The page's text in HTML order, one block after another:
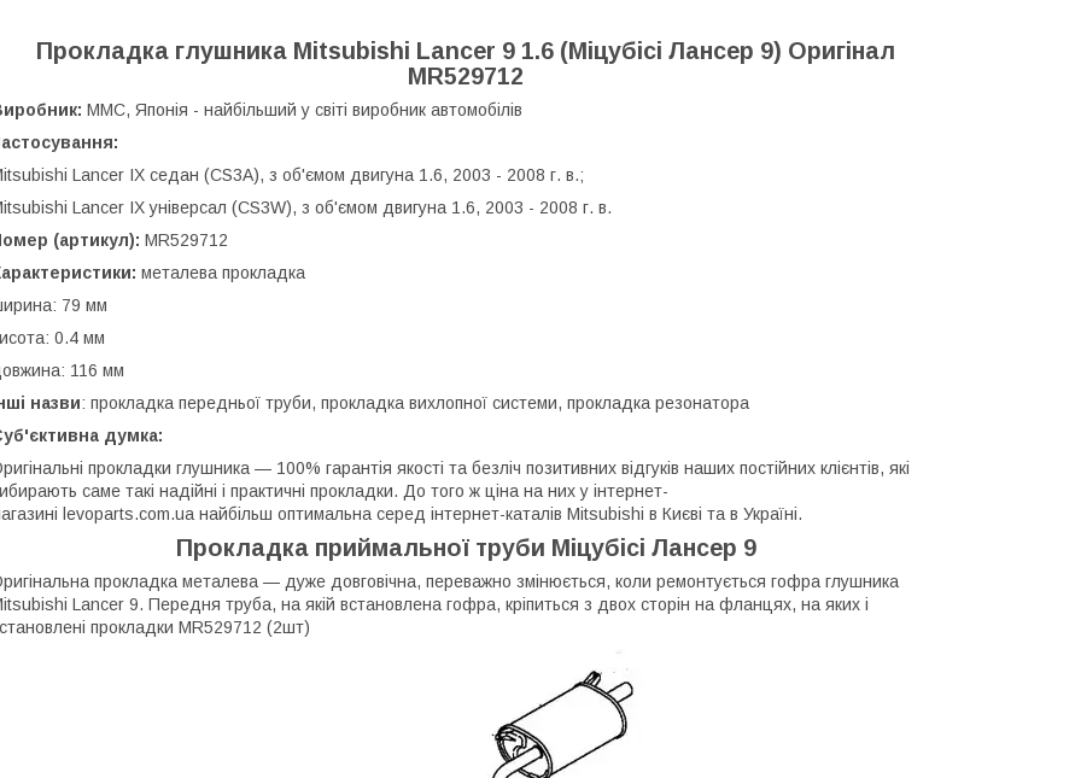
Прокладка глушника Mitsubishi Lancer 9 1.6 (Міцубісі Лансер 9) Оригінал
MR529712
MMC, Японія - найбільший у світі виробник автомобілів
Lancer IX седан (CS3A), з об'ємом двигуна 1.6, 2003 - 2008 г. в.;
Lancer IX універсал (CS3W), з об'ємом двигуна 1.6, 2003 - 2008 г. в.
(артикул): MR529712
металева прокладка
79 мм
0.4 мм
116 мм
назви: прокладка передньої труби, прокладка вихлопної системи, прокладка резонатора
думка:
прокладки глушника — 100% гарантія якості та безліч позитивних відгуків наших постійних клієнтів, які
саме такі надійні і практичні прокладки. До того ж ціна на них у інтернет-
levoparts.com.ua найбільш оптимальна серед інтернет-каталів Mitsubishi в Києві та в Україні.
Прокладка приймальної труби Міцубісі Лансер 9
прокладка металева — дуже довговічна, переважно змінюється, коли ремонтується гофра глушника
Lancer 9. Передня труба, на якій встановлена гофра, кріпиться з двох сторін на фланцях, на яких і
прокладки MR529712 (2шт)